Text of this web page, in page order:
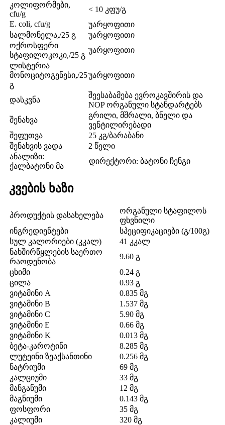
კოლიფორმები,
cfu/g
< 10 კფუ/გ
E. coli, cfu/g
უარყოფითი
სალმონელა,/25 გ
უარყოფითი
ოქროსფერი
სტაფილოკოკი,/25 გ
უარყოფითი
ლისტერია
მონოციტოგენესი,/25
გ
უარყოფითი
დასკვნა
შეესაბამება ევროკავშირის და
NOP ორგანული სტანდარტებს
შენახვა
გრილი, მშრალი, ბნელი და
ვენტილირებადი
შეფუთვა
25 კგ/ბარაბანი
შენახვის ვადა
2 წელი
ანალიზი:
ქალბატონი მა
დირექტორი: ბატონი ჩენგი
კვების ხაზი
პროდუქტის დასახელება
ორგანული სტაფილოს
ფხვნილი
ინგრედიენტები
სპეციფიკაციები (გ/100გ)
სულ კალორიები (კკალ)
41 კკალ
ნახშირწყლების საერთო
რაოდენობა
9.60 გ
ცხიმი
0.24 გ
ცილა
0.93 გ
ვიტამინი A
0.835 მგ
ვიტამინი B
1.537 მგ
ვიტამინი C
5.90 მგ
ვიტამინი E
0.66 მგ
ვიტამინი K
0.013 მგ
ბეტა-კაროტინი
8.285 მგ
ლუტეინი ზეაქსანთინი
0.256 მგ
ნატრიუმი
69 მგ
კალციუმი
33 მგ
მანგანუმი
12 მგ
მაგნიუმი
0.143 მგ
ფოსფორი
35 მგ
კალიუმი
320 მგ